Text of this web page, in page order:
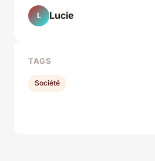
L Lucie
TAGS
Société